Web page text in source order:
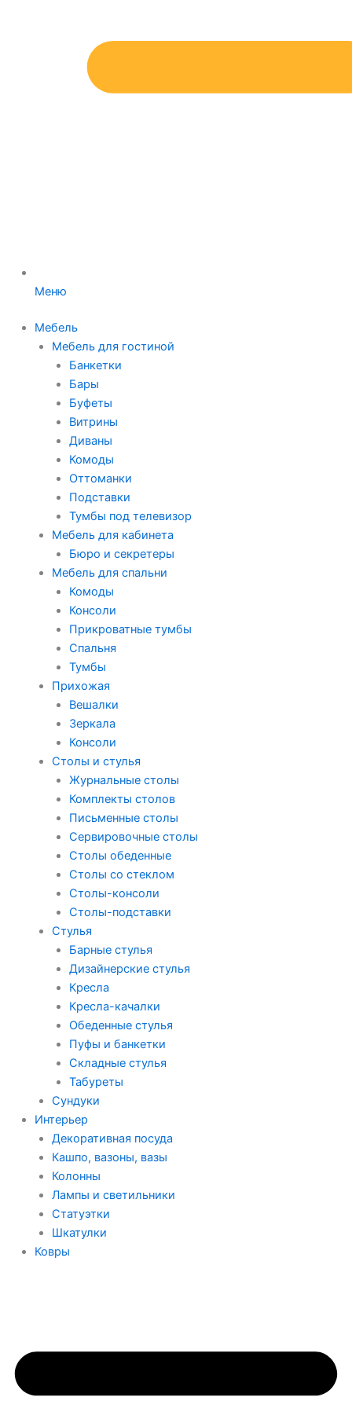
Меню
Мебель
Мебель для гостиной
Банкетки
Бары
Буфеты
Витрины
Диваны
Комоды
Оттоманки
Подставки
Тумбы под телевизор
Мебель для кабинета
Бюро и секретеры
Мебель для спальни
Комоды
Консоли
Прикроватные тумбы
Спальня
Тумбы
Прихожая
Вешалки
Зеркала
Консоли
Столы и стулья
Журнальные столы
Комплекты столов
Письменные столы
Сервировочные столы
Столы обеденные
Столы со стеклом
Столы-консоли
Столы-подставки
Стулья
Барные стулья
Дизайнерские стулья
Кресла
Кресла-качалки
Обеденные стулья
Пуфы и банкетки
Складные стулья
Табуреты
Сундуки
Интерьер
Декоративная посуда
Кашпо, вазоны, вазы
Колонны
Лампы и светильники
Статуэтки
Шкатулки
Ковры